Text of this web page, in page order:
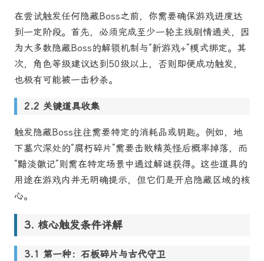
在尝试触发任何隐藏Boss之前，你需要确保游戏进度达
到一定阶段。首先，必须完成至少一轮主线剧情通关，因
为大多数隐藏Boss的解锁机制与“新游戏+”模式绑定。其
次，角色等级建议达到50级以上，否则即便成功触发，
也极有可能被一击秒杀。
关键道具收集
触发隐藏Boss往往需要特定的消耗品或钥匙。例如，地
下墓穴深处的“腐朽碎片”需要击败精英怪后概率掉落，而
“黯淡徽记”则需在特定场景中通过解谜获得。这些道具的
用途在游戏内并无明确提示，但它们是开启隐藏区域的核
心。
核心触发条件详解
第一种：石板碎片与古代守卫